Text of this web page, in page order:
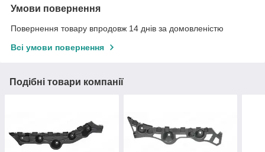
Умови повернення
Повернення товару впродовж 14 днів за домовленістю
Всі умови повернення
Подібні товари компанії